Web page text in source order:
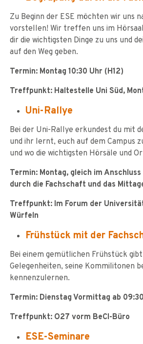
Zu Beginn der ESE möchten wir uns
vorstellen! Wir treffen uns im
dir die wichtigsten Dinge zu uns und
auf den Weg geben.
Termin: Montag 10:30 Uhr (H12)
Treffpunkt: Haltestelle Uni Süd,
Uni-Rallye
Bei der Uni-Rallye erkundest du mit
und ihr lernt, euch auf dem Campus
und wo die wichtigsten Hörsäle und
Termin: Montag, gleich im
durch die Fachschaft und das
Treffpunkt: Im Forum der
Würfeln
Frühstück mit der
Bei einem gemütlichen Frühstück
Gelegenheiten, seine Kommilitonen
kennenzulernen.
Termin: Dienstag Vormittag ab
Treffpunkt: O27 vorm BeCI-Büro
ESE-Seminare